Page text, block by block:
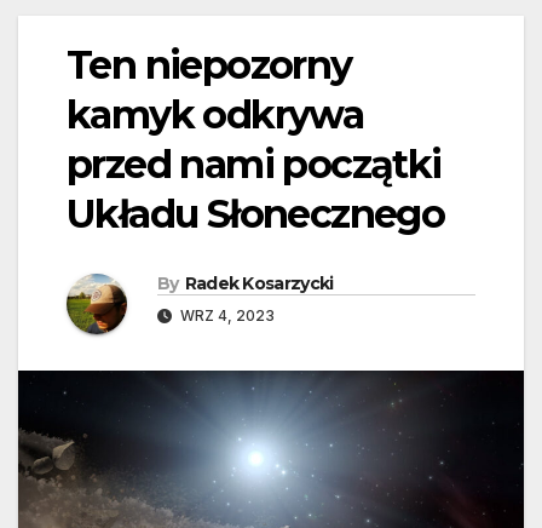
Ten niepozorny
kamyk odkrywa
przed nami początki
Układu Słonecznego
By Radek Kosarzycki
WRZ 4, 2023